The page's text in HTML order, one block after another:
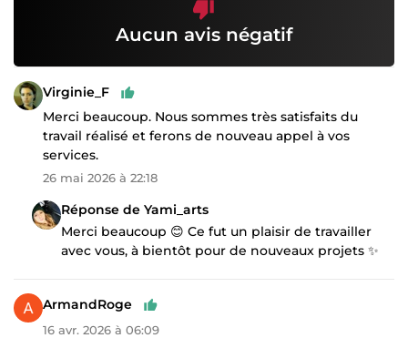
Aucun avis négatif
Virginie_F
Merci beaucoup. Nous sommes très satisfaits du
travail réalisé et ferons de nouveau appel à vos
services.
26 mai 2026 à 22:18
Réponse de Yami_arts
Merci beaucoup 😊 Ce fut un plaisir de travailler
avec vous, à bientôt pour de nouveaux projets ✨
ArmandRoge
16 avr. 2026 à 06:09